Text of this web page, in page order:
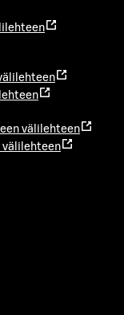
välilehteen
välilehteen